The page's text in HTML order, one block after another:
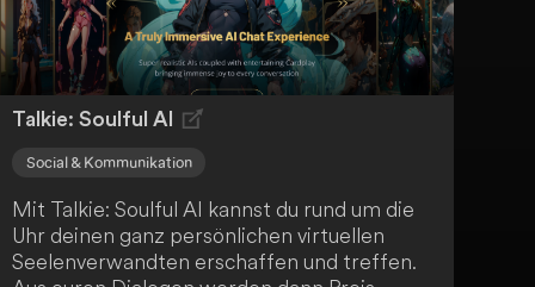
Talkie: Soulful AI
Social & Kommunikation
Mit Talkie: Soulful AI kannst du rund um die
Uhr deinen ganz persönlichen virtuellen
Seelenverwandten erschaffen und treffen.